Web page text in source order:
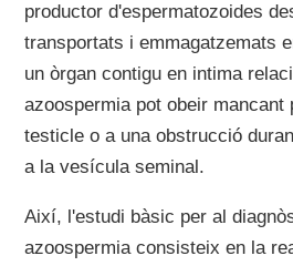
productor d'espermatozoides
transportats i emmagatzemats
un òrgan contigu en intima
azoospermia pot obeir mancant
testicle o a una obstrucció
a la vesícula seminal.
Així, l'estudi bàsic per al
azoospermia consisteix en la